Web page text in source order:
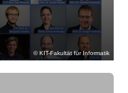
KIT-Fakultät für Informatik